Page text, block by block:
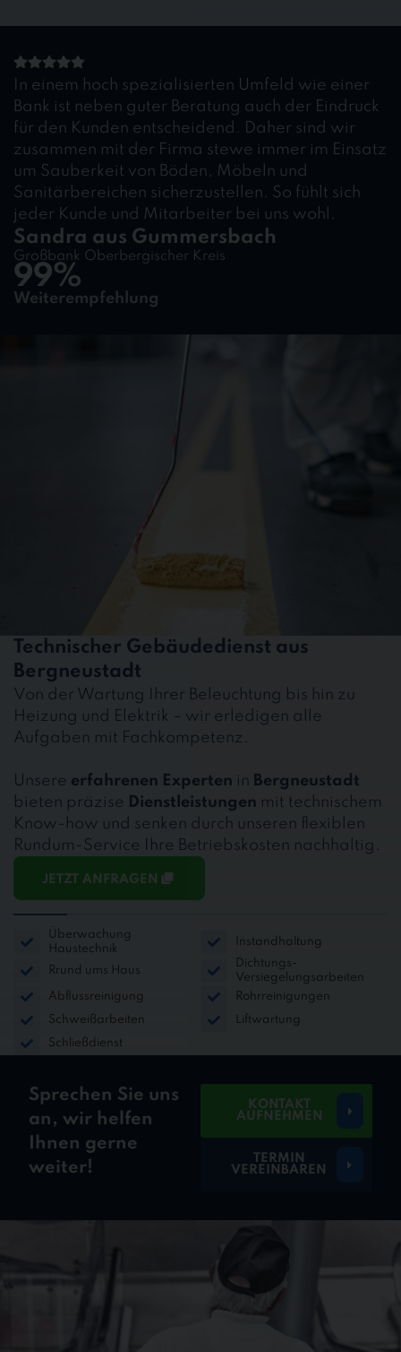
In einem hoch spezialisierten Umfeld wie einer
Bank ist neben guter Beratung auch der Eindruck
für den Kunden entscheidend. Daher sind wir
zusammen mit der Firma stewe immer im Einsatz
um Sauberkeit von Böden, Möbeln und
Sanitärbereichen sicherzustellen. So fühlt sich
jeder Kunde und Mitarbeiter bei uns wohl.
Sandra aus Gummersbach
Großbank Oberbergischer Kreis
99%
Weiterempfehlung
Technischer Gebäudedienst aus
Bergneustadt
Von der Wartung Ihrer Beleuchtung bis hin zu
Heizung und Elektrik – wir erledigen alle
Aufgaben mit Fachkompetenz.
Unsere erfahrenen Experten in Bergneustadt
bieten präzise
Dienstleistungen mit technischem
Know-how und senken durch unseren flexiblen
Rundum-Service Ihre Betriebskosten nachhaltig.
JETZT ANFRAGEN
Überwachung
Haustechnik
Instandhaltung
Rrund ums Haus
Dichtungs-
Versiegelungsarbeiten
Abflussreinigung
Rohrreinigungen
Schweißarbeiten
Liftwartung
Schließdienst
Sprechen Sie uns
an, wir helfen
Ihnen gerne
weiter!
KONTAKT
AUFNEHMEN
TERMIN
VEREINBAREN